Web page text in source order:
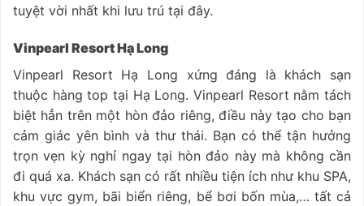
tuyệt vời nhất khi lưu trú tại đây.
Vinpearl Resort Hạ Long
Vinpearl Resort Hạ Long xứng đáng là khách sạn
thuộc hàng top tại Hạ Long. Vinpearl Resort nằm tách
biệt hẳn trên một hòn đảo riêng, điều này tạo cho bạn
cảm giác yên bình và thư thái. Bạn có thể tận hưởng
trọn vẹn kỳ nghỉ ngay tại hòn đảo này mà không cần
đi quá xa. Khách sạn có rất nhiều tiện ích như khu SPA,
khu vực gym, bãi biển riêng, bể bơi bốn mùa,… tất cả